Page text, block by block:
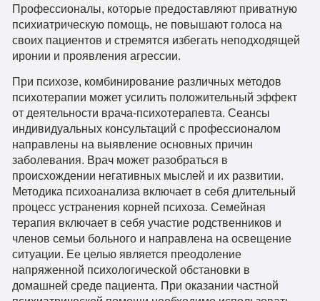
Профессионалы, которые предоставляют приватную
психиатрическую помощь, не повышают голоса на
своих пациентов и стремятся избегать неподходящей
иронии и проявления агрессии.
При психозе, комбинирование различных методов
психотерапии может усилить положительный эффект
от деятельности врача-психотерапевта. Сеансы
индивидуальных консультаций с профессионалом
направлены на выявление основных причин
заболевания. Врач может разобраться в
происхождении негативных мыслей и их развитии.
Методика психоанализа включает в себя длительный
процесс устранения корней психоза. Семейная
терапия включает в себя участие родственников и
членов семьи больного и направлена на освещение
ситуации. Ее целью является преодоление
напряженной психологической обстановки в
домашней среде пациента. При оказании частной